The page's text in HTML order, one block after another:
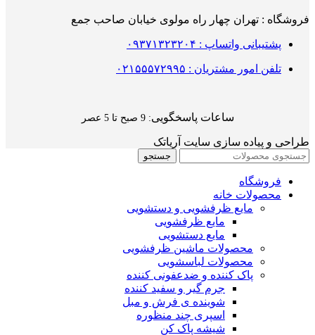
فروشگاه : تهران چهار راه مولوی خیابان صاحب جمع
پشتیبانی واتساپ : ۰۹۳۷۱۳۲۳۲۰۴
تلفن امور مشتریان : ۰۲۱۵۵۵۷۲۹۹۵
ساعات پاسخگویی: 9 صبح تا 5 عصر
طراحی و پیاده سازی سایت آریاتک
جستجو
فروشگاه
محصولات خانه
مایع ظرفشویی و دستشویی
مایع ظرفشویی
مایع دستشویی
محصولات ماشین ظرفشویی
محصولات لباسشویی
پاک کننده و ضدعفونی کننده
جرم گیر و سفید کننده
شوینده ی فرش و مبل
اسپری چند منظوره
شیشه پاک کن